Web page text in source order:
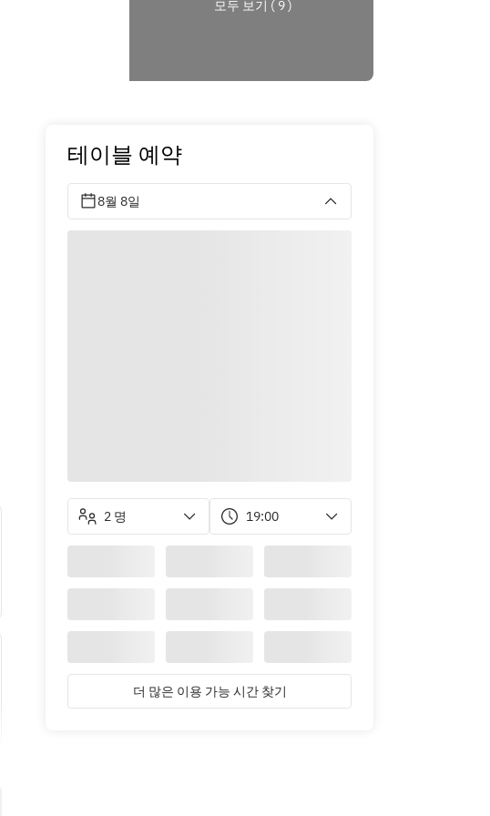
모두 보기 ( 9 )
테이블 예약
8월 8일
2 명 19:00
더 많은 이용 가능 시간 찾기